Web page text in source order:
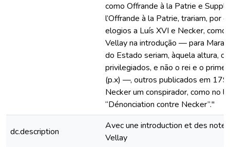
como Offrande à la Patrie e
l’Offrande à la Patrie, trariam, por
elogios a Luís XVI e Necker, como
Vellay na introdução — para
do Estado seriam, àquela altura,
privilegiados, e não o rei e o
(p.x) —, outros publicados em
Necker um conspirador, como no
“Dénonciation contre Necker”."
dc.description
Avec une introduction et des
Vellay